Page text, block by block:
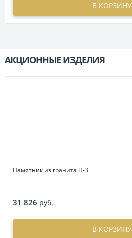
В КОРЗИНУ
АКЦИОННЫЕ ИЗДЕЛИЯ
Памятник из гранита П-3
31 826 руб.
В КОРЗИНУ